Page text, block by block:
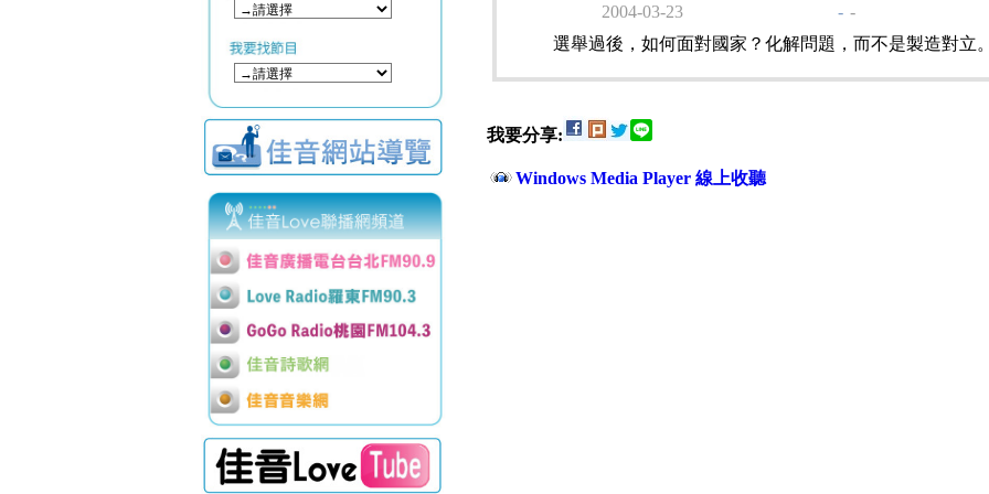
2004-03-23 - -
選舉過後，如何面對國家？化解問題，而不是製造對立
我要分享:
Windows Media Player 線上收聽